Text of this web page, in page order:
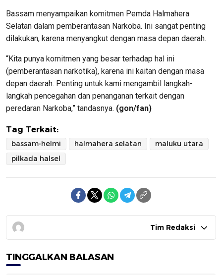
Bassam menyampaikan komitmen Pemda Halmahera
Selatan dalam pemberantasan Narkoba. Ini sangat penting
dilakukan, karena menyangkut dengan masa depan daerah.
“Kita punya komitmen yang besar terhadap hal ini
(pemberantasan narkotika), karena ini kaitan dengan masa
depan daerah. Penting untuk kami mengambil langkah-
langkah pencegahan dan penanganan terkait dengan
peredaran Narkoba,” tandasnya. (gon/fan)
Tag Terkait:
bassam-helmi halmahera selatan
maluku utara
pilkada halsel
Tim Redaksi
TINGGALKAN BALASAN